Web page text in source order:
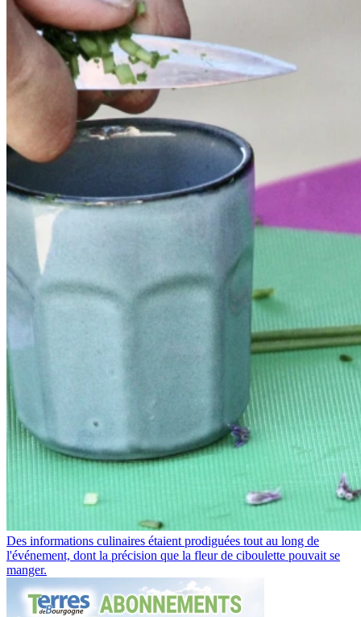
Des informations culinaires étaient prodiguées tout au long de
l'événement, dont la précision que la fleur de ciboulette pouvait se
manger.